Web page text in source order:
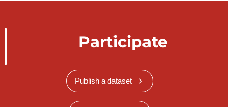
Participate
Publish a dataset